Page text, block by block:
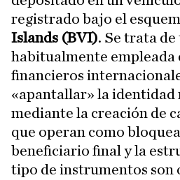
registrado bajo el
Islands (BVI). Se trata
habitualmente empleada
financieros
«apantallar» la
mediante la creación de
que operan como
beneficiario final y la
tipo de instrumentos son